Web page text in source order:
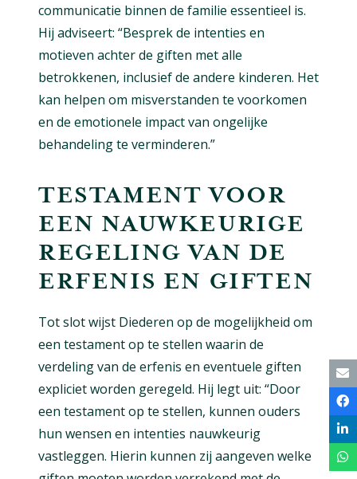
communicatie binnen de familie essentieel is.
Hij adviseert: “Besprek de intenties en
motieven achter de giften met alle
betrokkenen, inclusief de andere kinderen. Het
kan helpen om misverstanden te voorkomen
en de emotionele impact van ongelijke
behandeling te verminderen.”
TESTAMENT VOOR
EEN NAUWKEURIGE
REGELING VAN DE
ERFENIS EN GIFTEN
Tot slot wijst Diederen op de mogelijkheid om
een testament op te stellen waarin de
verdeling van de erfenis en eventuele giften
expliciet worden geregeld. Hij legt uit: “Door
een testament op te stellen, kunnen ouders
hun wensen en intenties nauwkeurig
vastleggen. Hierin kunnen zij aangeven welke